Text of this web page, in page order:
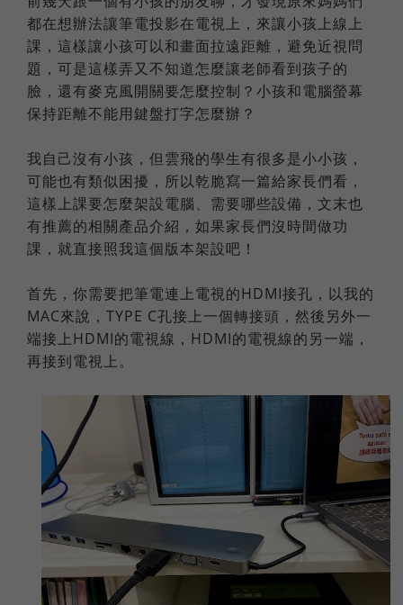
都在想辦法讓筆電投影在電視上，來讓小孩上線上
課，這樣讓小孩可以和畫面拉遠距離，避免近視問
題，可是這樣弄又不知道怎麼讓老師看到孩子的
臉，還有麥克風開關要怎麼控制？小孩和電腦螢幕
保持距離不能用鍵盤打字怎麼辦？
我自己沒有小孩，但雲飛的學生有很多是小小孩，
可能也有類似困擾，所以乾脆寫一篇給家長們看，
這樣上課要怎麼架設電腦、需要哪些設備，文末也
有推薦的相關產品介紹，如果家長們沒時間做功
課，就直接照我這個版本架設吧！
首先，你需要把筆電連上電視的HDMI接孔，以我的
MAC來說，TYPE C孔接上一個轉接頭，然後另外一
端接上HDMI的電視線，HDMI的電視線的另一端，
再接到電視上。